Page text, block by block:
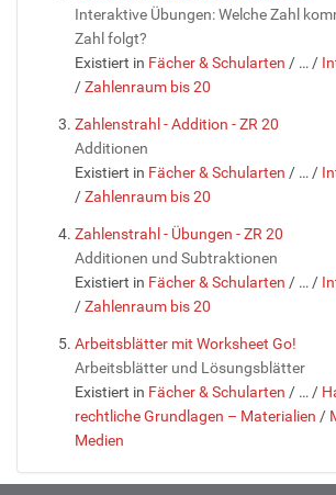
Interaktive Übungen: Welche Zahl
Zahl folgt?
Existiert in Fächer & Schularten / … /
/Zahlenraum bis 20
Zahlenstrahl - Addition - ZR 20
Additionen
Existiert in Fächer & Schularten / … /
/Zahlenraum bis 20
Zahlenstrahl - Übungen - ZR 20
Additionen und Subtraktionen
Existiert in Fächer & Schularten / … /
/Zahlenraum bis 20
Arbeitsblätter mit Worksheet Go!
Arbeitsblätter und Lösungsblätter
Existiert in Fächer & Schularten / … /
rechtliche Grundlagen – Materialien /
Medien